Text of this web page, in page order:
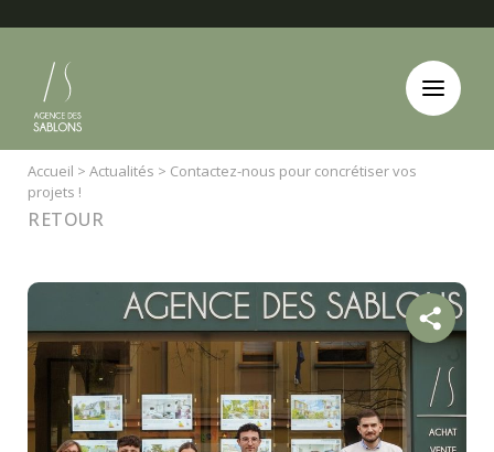
Accueil > Actualités > Contactez-nous pour concrétiser vos
projets !
RETOUR